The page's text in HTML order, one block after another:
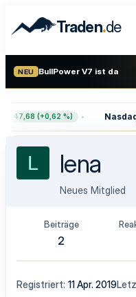
Traden.de
NEU BullPower V7 ist da
+47,68 (+0,62 %) Nasdaq
L lena
Neues Mitglied
Beiträge
2
Registriert 11 Apr. 2019